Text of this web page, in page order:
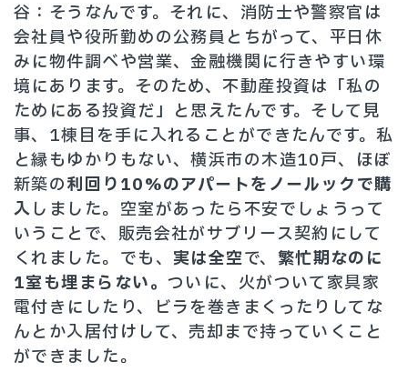
谷：そうなんです。それに、消防士や警察官は
会社員や役所勤めの公務員とちがって、平日休
みに物件調べや営業、金融機関に行きやすい環
境にあります。そのため、不動産投資は「私の
ためにある投資だ」と思えたんです。そして見
事、1棟目を手に入れることができたんです。私
と縁もゆかりもない、横浜市の木造10戸、ほぼ
新築の利回り10%のアパートをノールックで購
入しました。空室があったら不安でしょうって
いうことで、販売会社がサブリース契約にして
くれました。でも、 実は全空で、 繁忙期なのに
1室も埋まらない。 ついに、火がついて家具家
電付きにしたり、ビラを巻きまくったりしてな
んとか入居付けして、売却まで持っていくこと
ができました。